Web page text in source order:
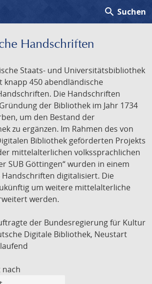
search Suchen
Handschriften
Staats- und Universitätsbibliothek
knapp 450 abendländische
Die Handschriften
der Bibliothek im Jahr 1734
um den Bestand der
zu ergänzen. Im Rahmen des von
Bibliothek geförderten Projekts
mittelalterlichen volkssprachlichen
SUB Göttingen“ wurden in einem
digitalisiert. Die
um weitere mittelalterliche
werden.
der Bundesregierung für Kultur
Digitale Bibliothek, Neustart
laufend